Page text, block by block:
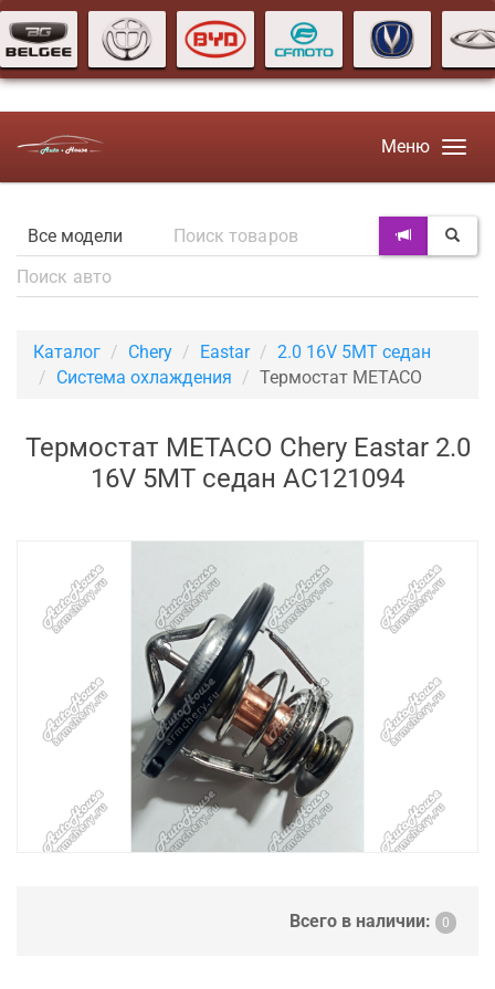
Меню
Каталог Chery Eastar
2.0 16V 5MT седан
Система охлаждения
Термостат METACO
Термостат METACO Chery Eastar 2.0
16V 5MT седан AC121094
Всего в наличии: 0